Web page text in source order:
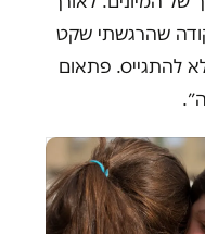
שהרגשתי שקט
להתגייס. פתאום